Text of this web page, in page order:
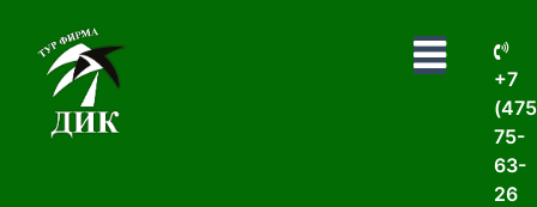
+7
75-
63-
26